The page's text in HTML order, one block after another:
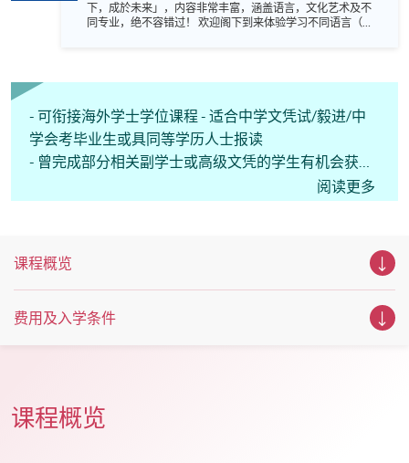
下，成於未来」，内容非常丰富，涵盖语言，文化艺术及不
同专业，绝不容错过！ 欢迎阁下到来体验学习不同语言（包
的你，绝对是机会难逢。若你想了解心理学及相关的日常应
坊、体验课堂和丰富资讯讲座。万勿错过是次活动，记得把
握机会，立刻报名参加，规划学习之路，成就你的未来蓝
图！
- 可衔接海外学士学位课程 - 适合中学文凭试/毅进/中
学会考毕业生或具同等学历人士报读
- 曾完成部分相关副学士或高级文凭的学生有机会获得
学分豁免，修读较少科目及/或以较短时间完成课程
阅读更多
课程概览
费用及入学条件
课程概览